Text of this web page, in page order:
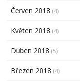
Červen 2018 (4)
Květen 2018 (4)
Duben 2018 (5)
Březen 2018 (4)